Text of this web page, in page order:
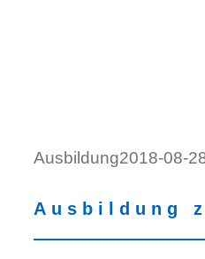
Ausbildung2018-08-
Ausbildung